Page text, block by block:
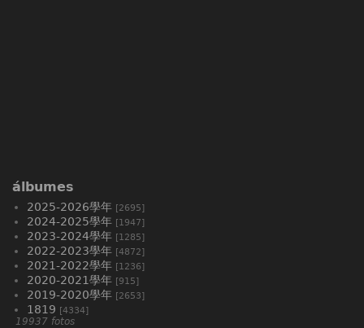
álbumes
2025-2026學年 [2695]
2024-2025學年 [1947]
2023-2024學年 [1285]
2022-2023學年 [4872]
2021-2022學年 [1236]
2020-2021學年 [915]
2019-2020學年 [2653]
1819 [4334]
19937 fotos